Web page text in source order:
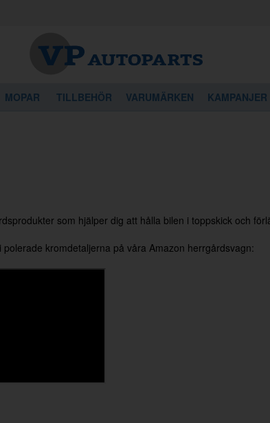
MOPAR TILLBEHÖR VARUMÄRKEN KAMPANJER
som hjälper dig att hålla bilen i toppskick och
kromdetaljerna på våra Amazon herrgårdsvagn: